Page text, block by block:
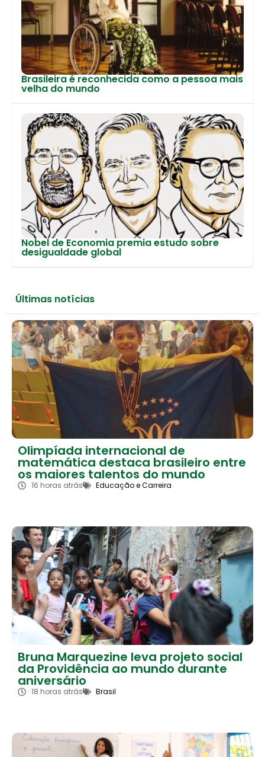
Brasileira é reconhecida como a pessoa mais
velha do mundo
Nobel de Economia premia estudo sobre
desigualdade global
Últimas notícias
Olimpíada internacional de
matemática destaca brasileiro entre
os maiores talentos do mundo
16 horas atrás Educação e Carreira
Bruna Marquezine leva projeto social
da Providência ao mundo durante
aniversário
18 horas atrás Brasil